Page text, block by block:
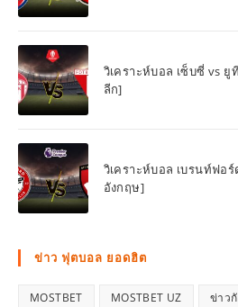
วิเคราะห์บอล เซ็บซี่ vs ยู
ลีก]
วิเคราะห์บอล เบรนท์ฟอ
อังกฤษ]
ข่าว ฟุตบอล ยอดฮิต
MOSTBET MOSTBET UZ ข่าวกั